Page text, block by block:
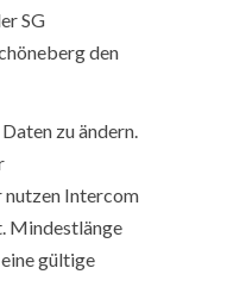
SG
den
zu ändern.
Intercom
Mindestlänge
gültige